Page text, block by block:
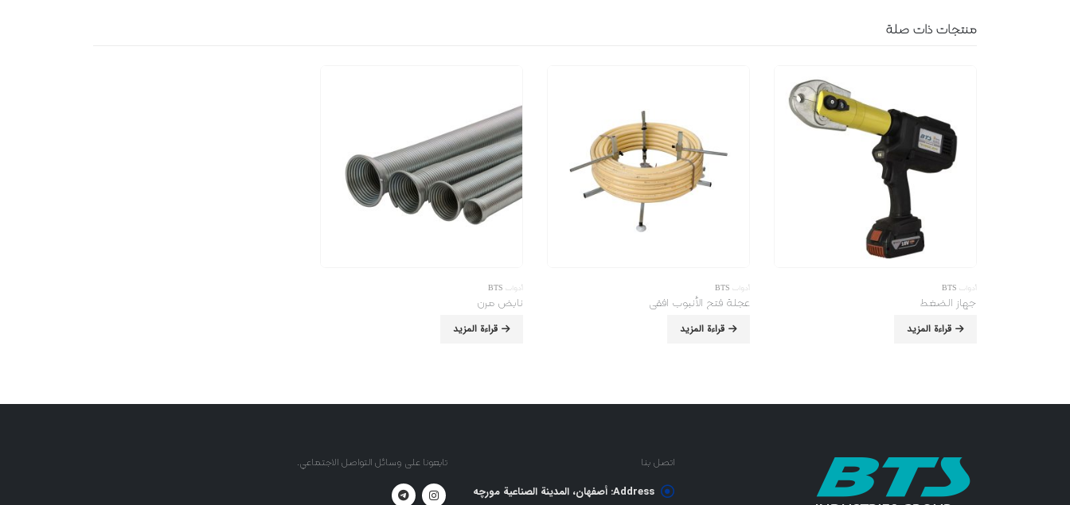
منتجات ذات صلة
أدوات BTS
جهاز الضغط
قراءة المزيد
أدوات BTS
عجلة فتح الأنبوب افقي
قراءة المزيد
أدوات BTS
نابض مرن
قراءة المزيد
اتصل بنا
Address: أصفهان، المدينة الصناعية مورچه
تابعونا على وسائل التواصل الاجتماعي.